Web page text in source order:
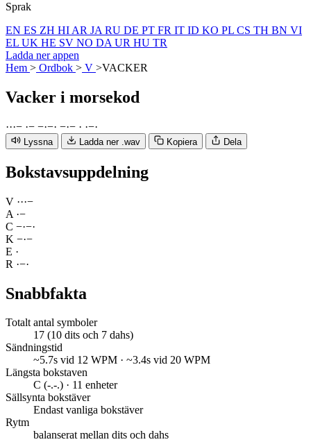
Sprak
EN ES ZH HI AR JA RU DE PT FR IT ID KO PL CS TH BN VI
EL UK HE SV NO DA UR HU TR
Ladda ner appen
Hem > Ordbok > V >VACKER
Vacker i morsekod
···− ·− −·−· −·− · ·−·
Lyssna Ladda ner .wav Kopiera Dela
Bokstavsuppdelning
V ···−
A ·−
C −·−·
K −·−
E ·
R ·−·
Snabbfakta
Totalt antal symboler
17 (10 dits och 7 dahs)
Sändningstid
~5.7s vid 12 WPM · ~3.4s vid 20 WPM
Längsta bokstaven
C (-.-.) · 11 enheter
Sällsynta bokstäver
Endast vanliga bokstäver
Rytm
balanserat mellan dits och dahs